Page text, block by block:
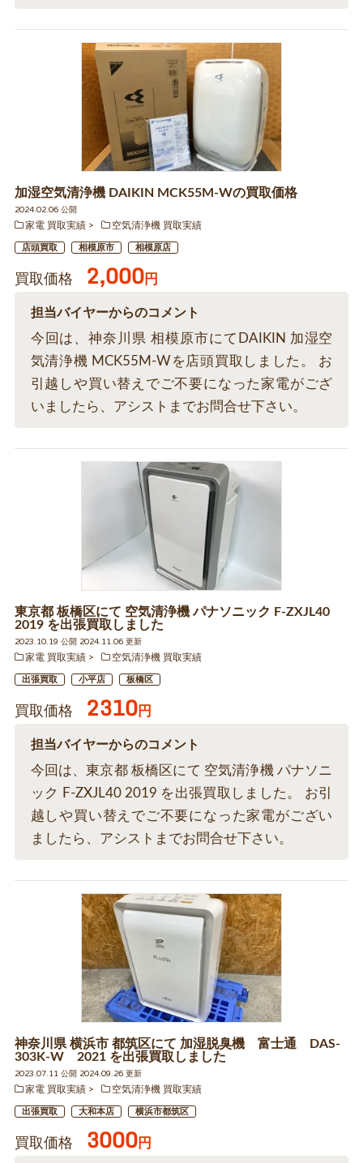
加湿空気清浄機 DAIKIN MCK55M-Wの買取価格
2024.02.06 公開
家電 買取実績
空気清浄機 買取実績
店頭買取 相模原市 相模原店
買取価格 2,000円
担当バイヤーからのコメント
今回は、神奈川県 相模原市にてDAIKIN 加湿空
気清浄機 MCK55M-Wを店頭買取しました。 お
引越しや買い替えでご不要になった家電がござ
いましたら、アシストまでお問合せ下さい。
東京都 板橋区にて 空気清浄機 パナソニック F-ZXJL40
2019 を出張買取しました
2023.10.19 公開 2024.11.06 更新
家電 買取実績
空気清浄機 買取実績
出張買取 小平店 板橋区
買取価格 2310円
担当バイヤーからのコメント
今回は、東京都 板橋区にて 空気清浄機 パナソニ
ック F-ZXJL40 2019 を出張買取しました。 お引
越しや買い替えでご不要になった家電がござい
ましたら、アシストまでお問合せ下さい。
神奈川県 横浜市 都筑区にて 加湿脱臭機 富士通 DAS-
303K-W 2021 を出張買取しました
2023.07.11 公開 2024.09.26 更新
家電 買取実績
空気清浄機 買取実績
出張買取 大和本店 横浜市都筑区
買取価格 3000円